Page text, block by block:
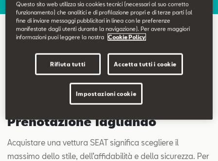
Contatti
Configuratore
Prenotazione Tagliando
Prenotazione Tagliando
Acquistare una vettura SEAT significa scegliere il
massimo dello stile, dell’affidabilità e della sicurezza. Per
Questo sito web utilizza sia cookies tecnici (necessari al suo corretto
funzionamento) che analitici e di profilazione propri e di terze parti (al
fine di inviare messaggi pubblicitari in linea con le preferenze
manifestate dagli utenti durante la navigazione). Per avere maggiori
informazioni puoi leggere la nostra
Cookie Policy
Rifiuta tutti Accetta tutti i cookie
Impostazioni cookie